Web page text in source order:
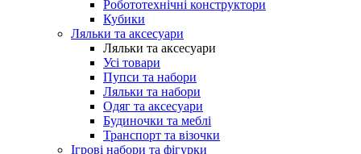
Робототехнічні конструктори
Кубики
Ляльки та аксесуари
Ляльки та аксесуари
Усі товари
Пупси та набори
Ляльки та набори
Одяг та аксесуари
Будиночки та меблі
Транспорт та візочки
Ігрові набори та фігурки